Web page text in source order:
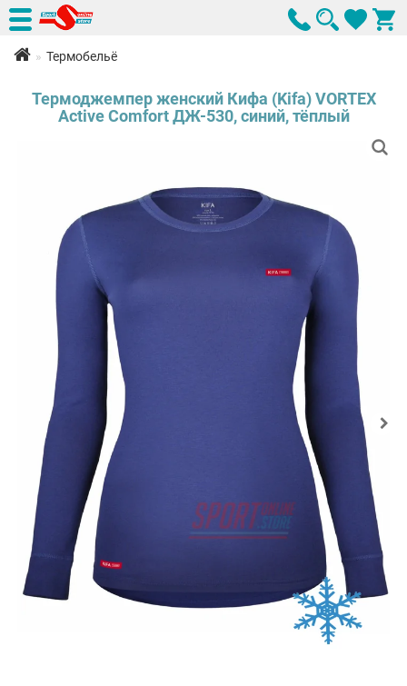
Термобельё
Термоджемпер женский Кифа (Kifa) VORTEX
Active Comfort ДЖ-530, синий, тёплый